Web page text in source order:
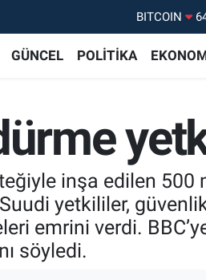
DOLAR
EURO
GRAM ALTIN
BİST100
GÜNCEL POLİTİKA
inşa edilen
yetkililer,
emrini verdi.
söyledi.